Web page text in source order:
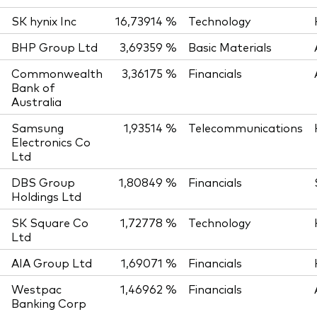
SK hynix Inc
16,73914 % Technology
BHP Group Ltd
3,69359 % Basic Materials
Commonwealth
Bank of
Australia
3,36175 % Financials
Samsung
Electronics Co
Ltd
1,93514 % Telecommunications
DBS Group
Holdings Ltd
1,80849 % Financials
SK Square Co
Ltd
1,72778 % Technology
AIA Group Ltd 1,69071 % Financials
Westpac
Banking Corp
1,46962 % Financials